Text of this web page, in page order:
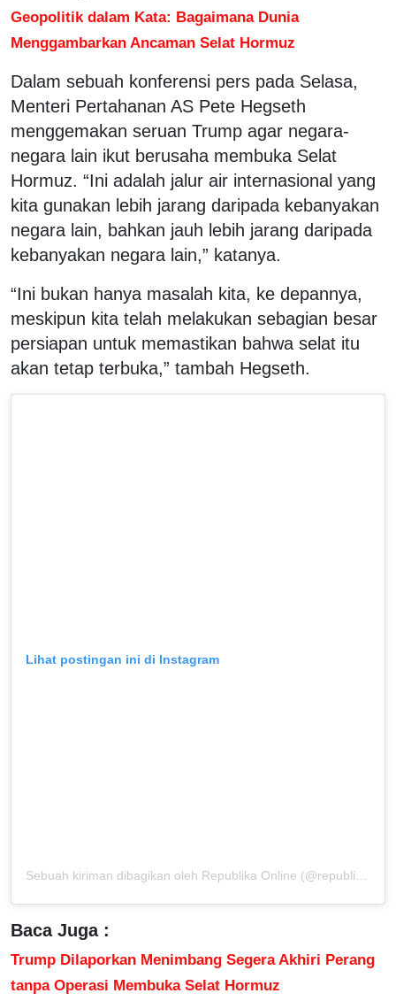
Geopolitik dalam Kata: Bagaimana Dunia
Menggambarkan Ancaman Selat Hormuz
Dalam sebuah konferensi pers pada Selasa,
Menteri Pertahanan AS Pete Hegseth
menggemakan seruan Trump agar negara-
negara lain ikut berusaha membuka Selat
Hormuz. “Ini adalah jalur air internasional yang
kita gunakan lebih jarang daripada kebanyakan
negara lain, bahkan jauh lebih jarang daripada
kebanyakan negara lain,” katanya.
“Ini bukan hanya masalah kita, ke depannya,
meskipun kita telah melakukan sebagian besar
persiapan untuk memastikan bahwa selat itu
akan tetap terbuka,” tambah Hegseth.
Lihat postingan ini di Instagram
Sebuah kiriman dibagikan oleh Republika Online (@republikaonline)
Baca Juga :
Trump Dilaporkan Menimbang Segera Akhiri Perang
tanpa Operasi Membuka Selat Hormuz